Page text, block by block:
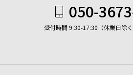
050-
受付時間 9:30-17:30（休業日除く